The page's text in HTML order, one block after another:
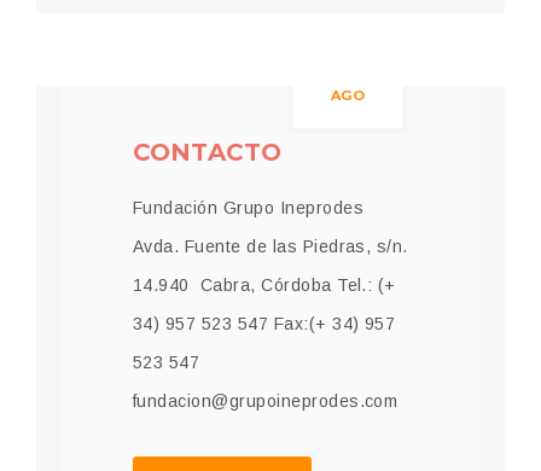
AGO
CONTACTO
Fundación Grupo Ineprodes
Avda. Fuente de las Piedras, s/n.
14.940 Cabra, Córdoba Tel.: (+
34) 957 523 547 Fax:(+ 34) 957
523 547
fundacion@grupoineprodes.com